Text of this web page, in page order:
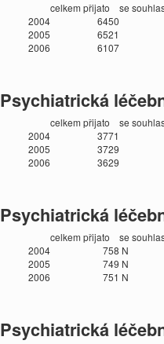
celkem přijato
se
2004
6450
2005
6521
2006
6107
Psychiatrická
celkem přijato
se
2004
3771
2005
3729
2006
3629
Psychiatrická
celkem přijato
se
2004
758 N
2005
749 N
2006
751 N
Psychiatrická